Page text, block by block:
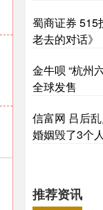
蜀商证券 515
老去的对话》
金牛呗 “杭州
全球发售
信富网 吕后
婚姻毁了3个人
推荐资讯